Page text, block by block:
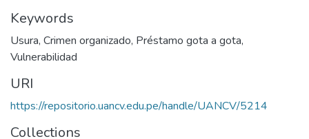
Keywords
Usura, Crimen organizado, Préstamo gota a gota,
Vulnerabilidad
URI
https://repositorio.uancv.edu.pe/handle/UANCV/5214
Collections